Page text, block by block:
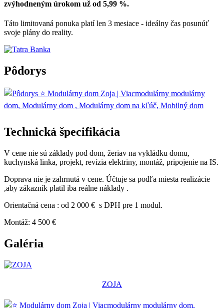
zvýhodneným úrokom už od 5,99 %.
Táto limitovaná ponuka platí len 3 mesiace - ideálny čas posunúť
svoje plány do reality.
Pôdorys
Technická špecifikácia
V cene nie sú základy pod dom, žeriav na vykládku domu,
kuchynská linka, projekt, revízia elektriny, montáž, pripojenie na IS.
Doprava nie je zahrnutá v cene. Účtuje sa podľa miesta realizácie
,aby zákazník platil iba reálne náklady .
Orientačná cena : od 2 000 € s DPH pre 1 modul.
Montáž: 4 500 €
Galéria
ZOJA